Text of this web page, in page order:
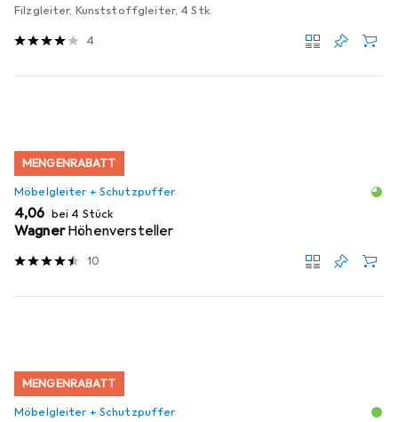
Filzgleiter, Kunststoffgleiter, 4 Stk.
4
MENGENRABATT
Möbelgleiter + Schutzpuffer
EUR
4,06 bei 4 Stück
Wagner Höhenversteller
10
MENGENRABATT
Möbelgleiter + Schutzpuffer